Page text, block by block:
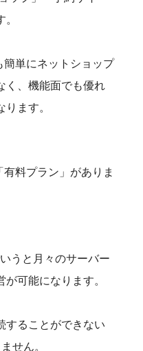
単にネットショップ
く、機能面でも優れ
ます。
料プラン」がありま
うと月々のサーバー
可能になります。
することができない
せん。